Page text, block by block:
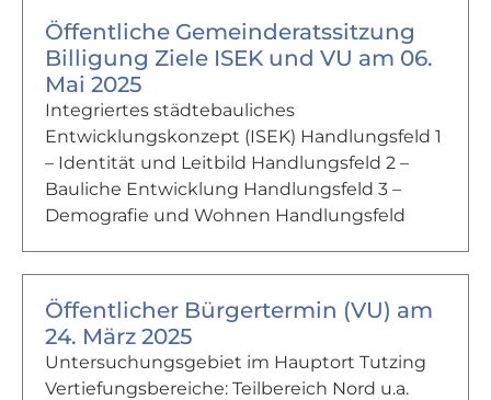
Öffentliche Gemeinderatssitzung
Billigung Ziele ISEK und VU am 06.
Mai 2025
Integriertes städtebauliches
Entwicklungskonzept (ISEK) Handlungsfeld 1
– Identität und Leitbild Handlungsfeld 2 –
Bauliche Entwicklung Handlungsfeld 3 –
Demografie und Wohnen Handlungsfeld
Öffentlicher Bürgertermin (VU) am
24. März 2025
Untersuchungsgebiet im Hauptort Tutzing
Vertiefungsbereiche: Teilbereich Nord u.a.